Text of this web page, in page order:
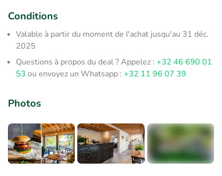
Conditions
Valable à partir du moment de l'achat jusqu'au 31 déc.
2025
Questions à propos du deal ? Appelez : +32 46 690 01
53 ou envoyez un Whatsapp : +32 11 96 07 39
Photos